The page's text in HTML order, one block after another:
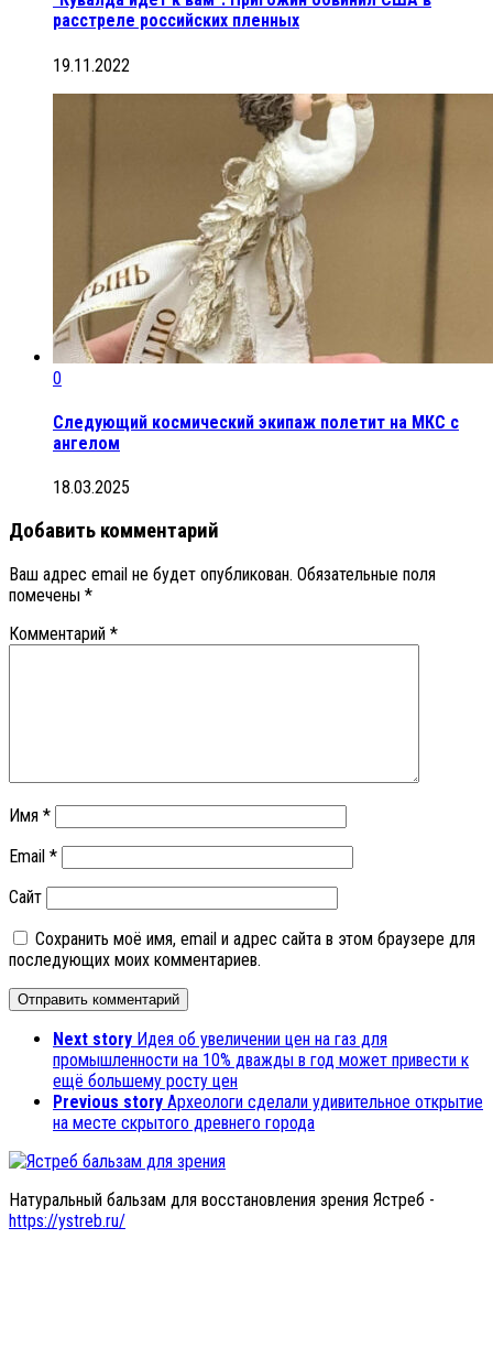
расстреле российских пленных
19.11.2022
0
Следующий космический экипаж полетит на МКС с
ангелом
18.03.2025
Добавить комментарий
Ваш адрес email не будет опубликован. Обязательные поля
помечены *
Комментарий *
Имя *
Email *
Сайт
Сохранить моё имя, email и адрес сайта в этом браузере для
последующих моих комментариев.
Next story Идея об увеличении цен на газ для
промышленности на 10% дважды в год может привести к
ещё большему росту цен
Previous story Археологи сделали удивительное открытие
на месте скрытого древнего города
Натуральный бальзам для восстановления зрения Ястреб -
https://ystreb.ru/